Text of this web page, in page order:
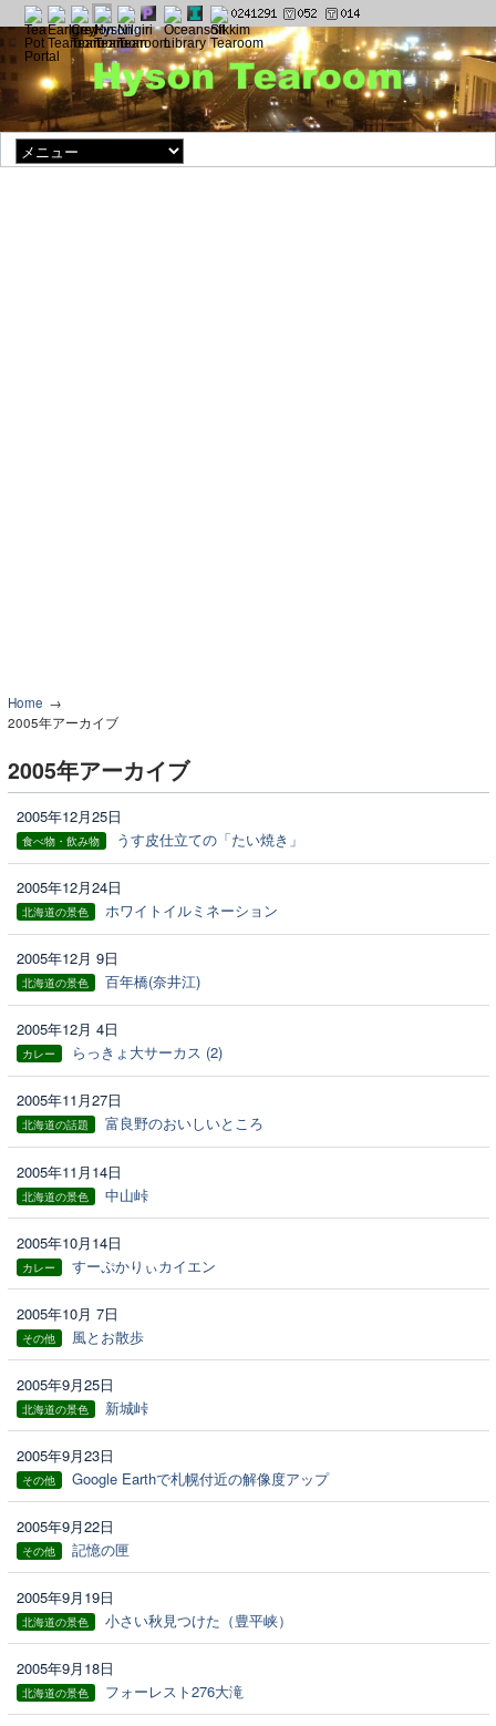
Home
2005年アーカイブ
2005年アーカイブ
2005年12月25日
食べ物・飲み物 うす皮仕立ての「たい焼き」
2005年12月24日
北海道の景色 ホワイトイルミネーション
2005年12月 9日
北海道の景色 百年橋(奈井江)
2005年12月 4日
カレー らっきょ大サーカス (2)
2005年11月27日
北海道の話題 富良野のおいしいところ
2005年11月14日
北海道の景色 中山峠
2005年10月14日
カレー すーぷかりぃカイエン
2005年10月 7日
その他 風とお散歩
2005年9月25日
北海道の景色 新城峠
2005年9月23日
その他 Google Earthで札幌付近の解像度アップ
2005年9月22日
その他 記憶の匣
2005年9月19日
北海道の景色 小さい秋見つけた（豊平峡）
2005年9月18日
北海道の景色 フォーレスト276大滝